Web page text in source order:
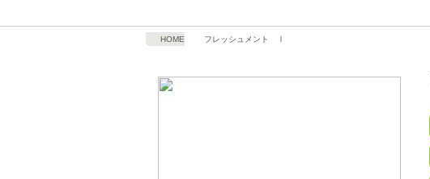
HOME フレッシュメント Ⅰ